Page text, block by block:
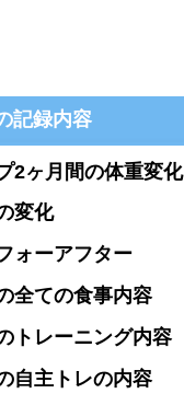
記録内容
2ヶ月間の体重変化
変化
ォーアフター
全ての食事内容
トレーニング内容
自主トレの内容